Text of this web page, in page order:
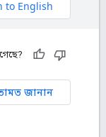
জানান